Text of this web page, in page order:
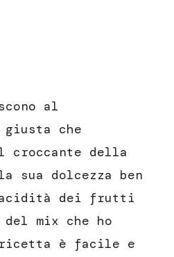
al
che
croccante della
sua dolcezza ben
dei frutti
mix che ho
è facile e